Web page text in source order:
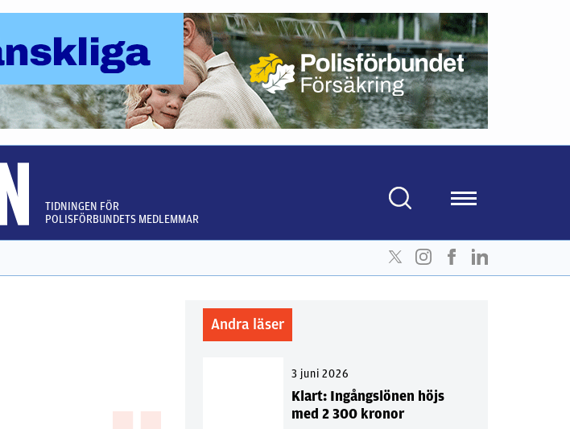
TIDNINGEN FÖR
POLISFÖRBUNDETS MEDLEMMAR
Andra läser
3 juni 2026
Klart: Ingångslönen höjs
med 2 300 kronor